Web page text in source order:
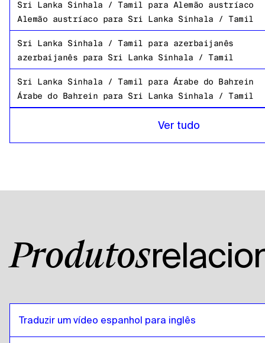
Sri Lanka Sinhala / Tamil para Alemão austríaco
Alemão austríaco para Sri Lanka Sinhala / Tamil
Sri Lanka Sinhala / Tamil para azerbaijanês
azerbaijanês para Sri Lanka Sinhala / Tamil
Sri Lanka Sinhala / Tamil para Árabe do Bahrein
Árabe do Bahrein para Sri Lanka Sinhala / Tamil
para
Bangladesh Bengali
Inglês americano paraSri Lanka Sinhala / Tamil
Espanhol da Bolíviapara Sri Lanka Sinhala /
Ver tudo
Produtos
Traduzir um vídeo espanhol para inglês